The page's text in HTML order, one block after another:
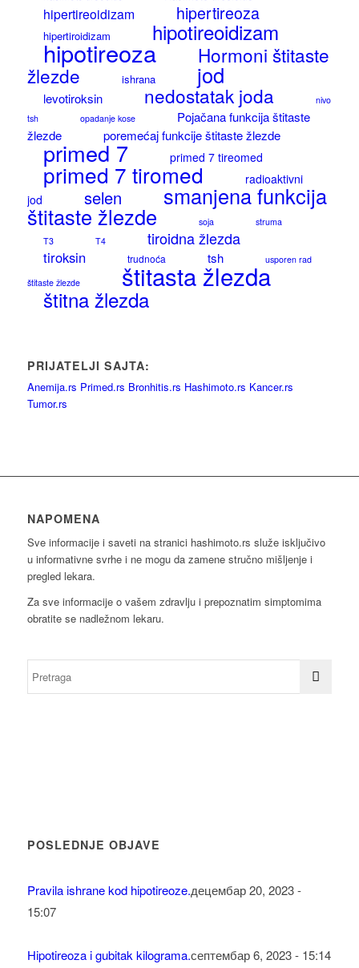
hipertireoidizam hipertireoza
hipertiroidizam hipotireoidizam
hipotireoza
Hormoni štitaste
žlezde
ishrana jod
levotiroksin nedostatak joda
nivo
tsh
opadanje kose
Pojačana funkcija štitaste
žlezde
poremećaj funkcije štitaste žlezde
primed 7 primed 7 tireomed
primed 7 tiromed
radioaktivni
jod
selen smanjena funkcija
štitaste žlezde soja
struma
T3
T4 tiroidna žlezda
tiroksin trudnoća tsh
usporen rad
štitaste žlezde
štitasta žlezda
štitna žlezda
PRIJATELJI SAJTA:
Anemija.rs Primed.rs Bronhitis.rs Hashimoto.rs Kancer.rs
Tumor.rs
NAPOMENA
Sve informacije i saveti na stranici hashimoto.rs služe isključivo
u informativne svrhe i ne mogu da zamene stručno mišljenje i
pregled lekara.
Za sve informacije o vašem zdravlju i prepoznatim simptomima
obratite se nadležnom lekaru.
POSLEDNJE OBJAVE
Pravila ishrane kod hipotireoze.децембар 20, 2023 -
15:07
Hipotireoza i gubitak kilograma.септембар 6, 2023 - 15:14